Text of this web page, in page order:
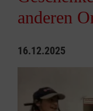
anderen
16.12.2025